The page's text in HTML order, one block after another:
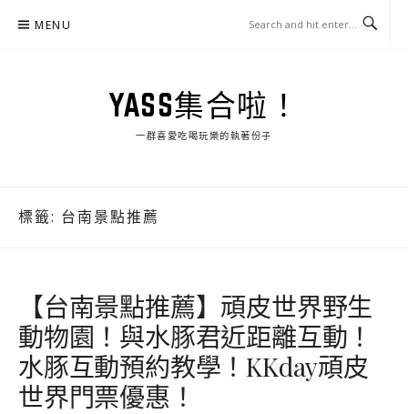
MENU
YASS集合啦！
一群喜愛吃喝玩樂的執著份子
標籤: 台南景點推薦
【台南景點推薦】頑皮世界野生
動物園！與水豚君近距離互動！
水豚互動預約教學！KKday頑皮
世界門票優惠！